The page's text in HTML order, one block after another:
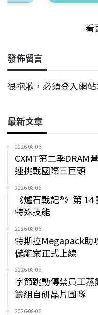
看
發佈留言
很抱歉，必須登入網站
最新文章
2026-08-06
CXMT第二季DRAM
速挑戰國際三巨頭
2026-08-06
《爐石戰記®》第
特殊技能
2026-08-06
特斯拉Megapack助
儲能案正式上線
2026-08-06
字節跳動傳禁員工
籌組自研晶片團隊
2026-08-06